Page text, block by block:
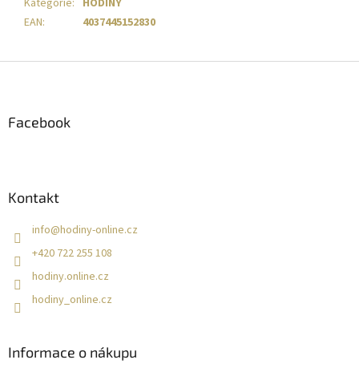
EAN: 4037445152830
Facebook
Kontakt
info@hodiny-online.cz
+420 722 255 108
hodiny.online.cz
hodiny_online.cz
Informace o nákupu